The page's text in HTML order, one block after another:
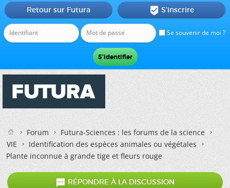
Se souvenir de moi ?
Retour sur Futura  S'inscrire
Forum
Futura-Sciences : les forums de la science
VIE
Identification des espèces animales ou végétales
Plante inconnue à grande tige et fleurs rouge
 RÉPONDRE À LA DISCUSSION